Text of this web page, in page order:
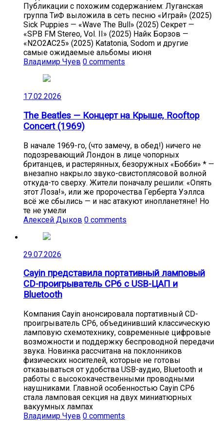
Публикации с похожим содержанием: Луганская
группа ТиФ выложила в сеть песню «Играй» (2025)
Sick Puppies — «Wave The Bull» (2025) Секрет —
«SPB FM Stereo, Vol. II» (2025) Найк Борзов —
«N2O2AC25» (2025) Katatonia, Sodom и другие
самые ожидаемые альбомы июня
Владимир Чуев 0 comments
17.02.2026
The Beatles — Концерт на Крыше, Rooftop
Concert (1969)
В начале 1969-го, (что замечу, в обед!) ничего не
подозревающий Лондон в лице чопорных
британцев, и растерянных, безоружных «Бобби» * —
внезапно накрыло звуко-свистоплясовой волной
откуда-то сверху. Жители поначалу решили: «Опять
этот Лоза!», или же пророчества Герберта Уэллса
всё же сбылись — и нас атакуют инопланетяне! Но
те не умели
Алексей Дыков 0 comments
29.07.2026
Cayin представила портативный ламповый
CD-проигрыватель CP6 с USB-ЦАП и
Bluetooth
Компания Cayin анонсировала портативный CD-
проигрыватель CP6, объединивший классическую
ламповую схемотехнику, современные цифровые
возможности и поддержку беспроводной передачи
звука. Новинка рассчитана на поклонников
физических носителей, которые не готовы
отказываться от удобства USB-аудио, Bluetooth и
работы с высококачественными проводными
наушниками. Главной особенностью Cayin CP6
стала ламповая секция на двух миниатюрных
вакуумных лампах
Владимир Чуев 0 comments